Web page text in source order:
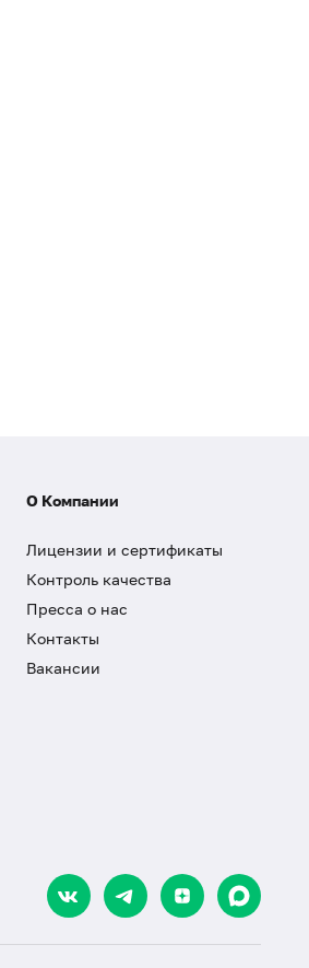
О Компании
Лицензии и сертификаты
Контроль качества
Пресса о нас
Контакты
Вакансии